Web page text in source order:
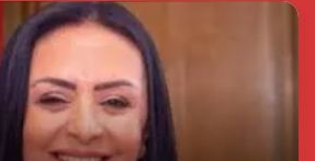
رئيس